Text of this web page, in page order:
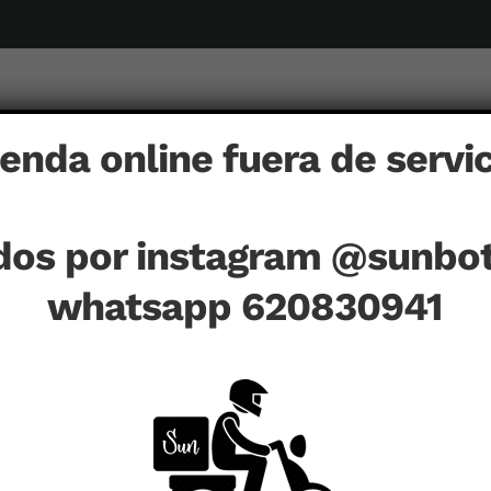
COCHES DETALLES COLECCIONES DIFFERENT
Inicio COLECCIONES
online fuera de
por instagram
whatsapp 620830941